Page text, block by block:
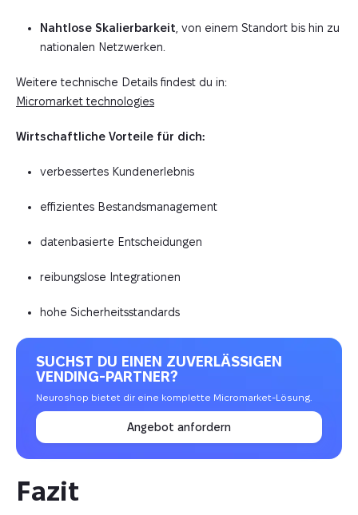
Nahtlose Skalierbarkeit , von einem Standort bis hin zu
nationalen Netzwerken.
Weitere technische Details findest du in:
Micromarket technologies
Wirtschaftliche Vorteile für dich:
verbessertes Kundenerlebnis
effizientes Bestandsmanagement
datenbasierte Entscheidungen
reibungslose Integrationen
hohe Sicherheitsstandards
SUCHST DU EINEN ZUVERLÄSSIGEN
VENDING-PARTNER?
Neuroshop bietet dir eine komplette Micromarket-Lösung.
Angebot anfordern
Fazit